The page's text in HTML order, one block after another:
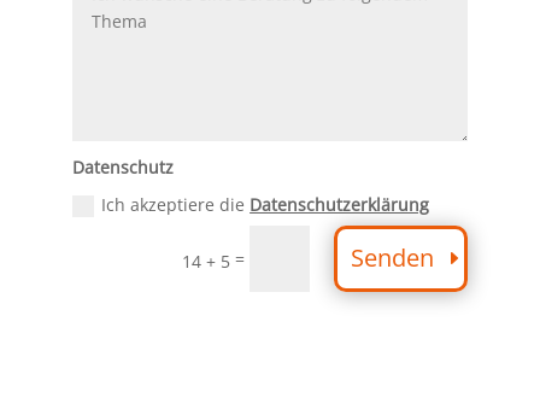
Datenschutz
Ich akzeptiere die Datenschutzerklärung
14 + 5 = Senden